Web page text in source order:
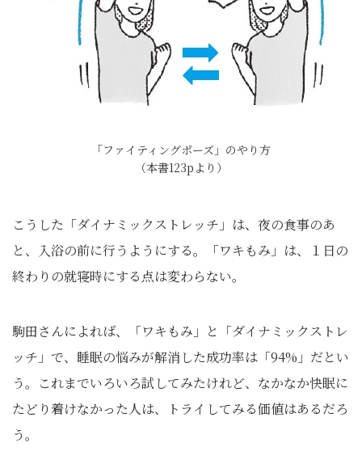
「ファイティングポーズ」のやり方
（本書123pより）
こうした「ダイナミックストレッチ」は、夜の食事のあ
と、入浴の前に行うようにする。「ワキもみ」は、１日の
終わりの就寝時にする点は変わらない。
駒田さんによれば、「ワキもみ」と「ダイナミックストレ
ッチ」で、睡眠の悩みが解消した成功率は「94%」だとい
う。これまでいろいろ試してみたけれど、なかなか快眠に
たどり着けなかった人は、トライしてみる価値はあるだろ
う。